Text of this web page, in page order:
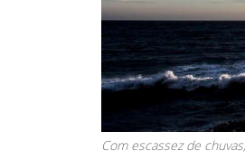
Com escassez de